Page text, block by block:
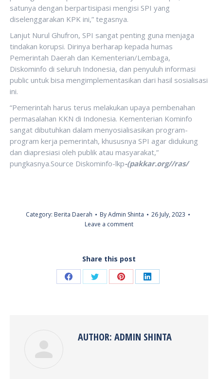
satunya dengan berpartisipasi mengisi SPI yang
diselenggarakan KPK ini,” tegasnya.
Lanjut Nurul Ghufron, SPI sangat penting guna menjaga
tindakan korupsi. Dirinya berharap kepada humas
Pemerintah Daerah dan Kementerian/Lembaga,
Diskominfo di seluruh Indonesia, dan penyuluh informasi
public untuk bisa mengimplementasikan dari hasil sosialisasi
ini.
“Pemerintah harus terus melakukan upaya pembenahan
permasalahan KKN di Indonesia. Kementerian Kominfo
sangat dibutuhkan dalam menyosialisasikan program-
program kerja pemerintah, khususnya SPI agar didukung
dan diapresiasi oleh publik atau masyarakat,”
pungkasnya.Source Diskominfo-lkp-(pakkar.org//ras/
Category: Berita Daerah ByAdmin Shinta
26 July, 2023
Leave a comment
Share this post
Share Share Share Share
AUTHOR: ADMIN SHINTA